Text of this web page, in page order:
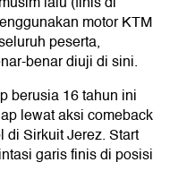
motor KTM
peserta,
benar diuji di sini.
berusia 16 tahun ini
lewat aksi comeback
Sirkuit Jerez. Start
garis finis di posisi